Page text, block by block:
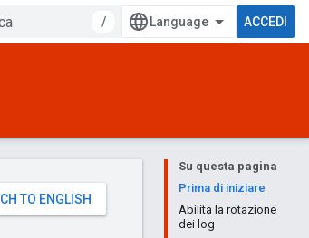
/ ACCEDI
Su questa pagina
Prima di iniziare
Abilita la rotazione
dei log